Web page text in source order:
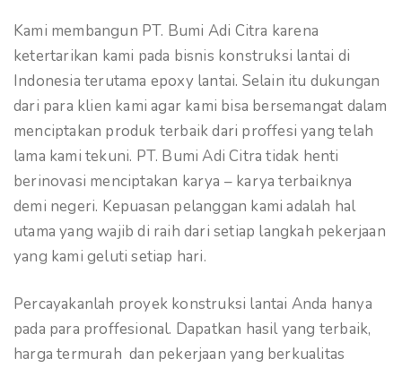
Kami membangun PT. Bumi Adi Citra karena
ketertarikan kami pada bisnis konstruksi lantai di
Indonesia terutama epoxy lantai. Selain itu dukungan
dari para klien kami agar kami bisa bersemangat dalam
menciptakan produk terbaik dari proffesi yang telah
lama kami tekuni. PT. Bumi Adi Citra tidak henti
berinovasi menciptakan karya – karya terbaiknya
demi negeri. Kepuasan pelanggan kami adalah hal
utama yang wajib di raih dari setiap langkah pekerjaan
yang kami geluti setiap hari.
Percayakanlah proyek konstruksi lantai Anda hanya
pada para proffesional. Dapatkan hasil yang terbaik,
harga termurah dan pekerjaan yang berkualitas